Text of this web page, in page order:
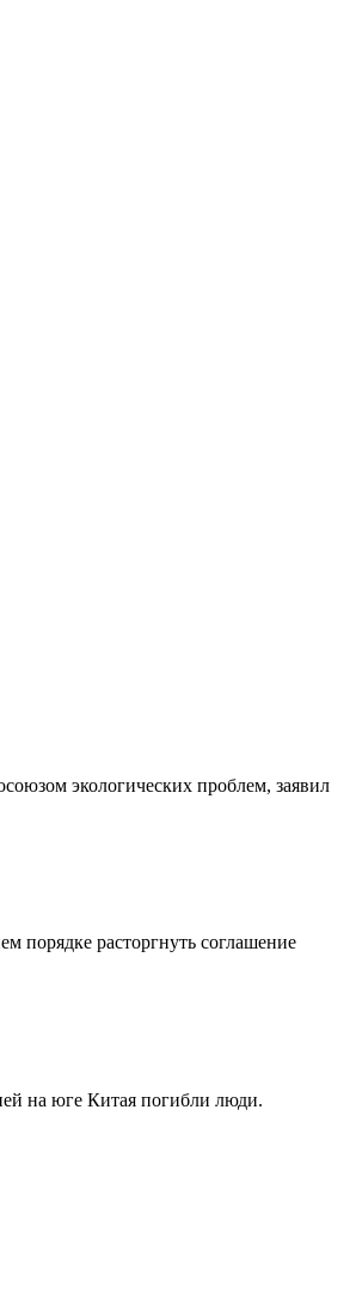
экологических проблем, заявил
порядке расторгнуть соглашение
на юге Китая погибли люди.